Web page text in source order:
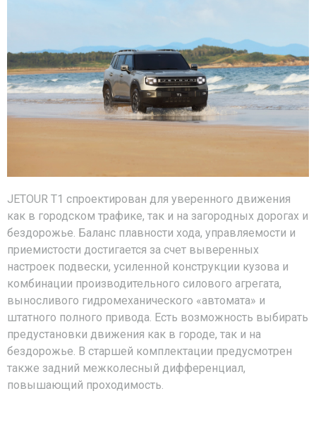
JETOUR T1 спроектирован для уверенного движения
как в городском трафике, так и на загородных дорогах и
бездорожье. Баланс плавности хода, управляемости и
приемистости достигается за счет выверенных
настроек подвески, усиленной конструкции кузова и
комбинации производительного силового агрегата,
выносливого гидромеханического «автомата» и
штатного полного привода. Есть возможность выбирать
предустановки движения как в городе, так и на
бездорожье. В старшей комплектации предусмотрен
также задний межколесный дифференциал,
повышающий проходимость.